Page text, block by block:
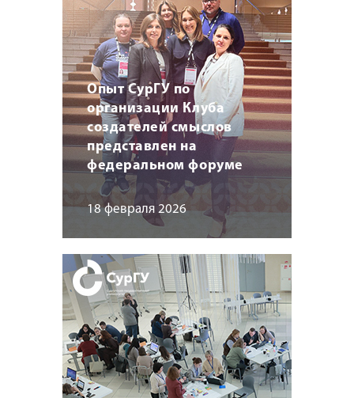
Опыт СурГУ по
организации Клуба
создателей смыслов
представлен на
федеральном форуме
18 февраля 2026